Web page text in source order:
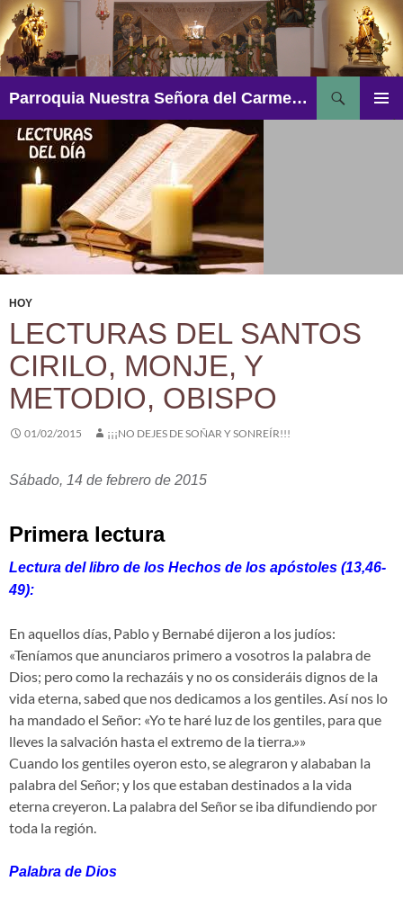
Saltar
al
contenido
Parroquia Nuestra Señora del Carmen – Aguadulce
HOY
LECTURAS DEL SANTOS
CIRILO, MONJE, Y
METODIO, OBISPO
01/02/2015 ¡¡¡NO DEJES DE SOÑAR Y SONREÍR!!!
Sábado, 14 de febrero de 2015
Primera lectura
Lectura del libro de los Hechos de los apóstoles (13,46-
49):
En aquellos días, Pablo y Bernabé dijeron a los judíos:
«Teníamos que anunciaros primero a vosotros la palabra de
Dios; pero como la rechazáis y no os consideráis dignos de la
vida eterna, sabed que nos dedicamos a los gentiles. Así nos lo
ha mandado el Señor: «Yo te haré luz de los gentiles, para que
lleves la salvación hasta el extremo de la tierra.»»
Cuando los gentiles oyeron esto, se alegraron y alababan la
palabra del Señor; y los que estaban destinados a la vida
eterna creyeron. La palabra del Señor se iba difundiendo por
toda la región.
Palabra de Dios